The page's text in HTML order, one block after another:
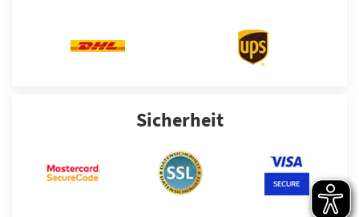
Sicherheit